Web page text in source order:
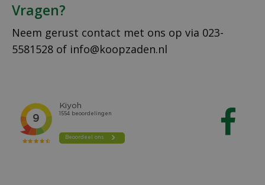
Vragen?
Neem gerust contact met ons op via 023-
5581528 of info@koopzaden.nl